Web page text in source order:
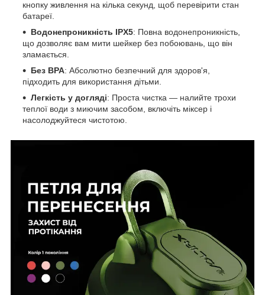
кнопку живлення на кілька секунд, щоб перевірити стан
батареї.
Водонепроникність IPX5: Повна водонепроникність,
що дозволяє вам мити шейкер без побоювань, що він
зламається.
Без BPA: Абсолютно безпечний для здоров'я,
підходить для використання дітьми.
Легкість у догляді: Проста чистка — налийте трохи
теплої води з миючим засобом, включіть міксер і
насолоджуйтеся чистотою.